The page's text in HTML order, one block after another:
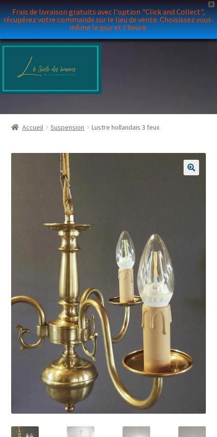
X
Frais de livraison gratuits avec l'option "Click and Collect",
récupérez votre commande sur le lieu de vente. Choisissez vous-
même le jour et l'heure.
Aller
Aller
contenu
Accueil Suspension Lustre hollandais 3 feux